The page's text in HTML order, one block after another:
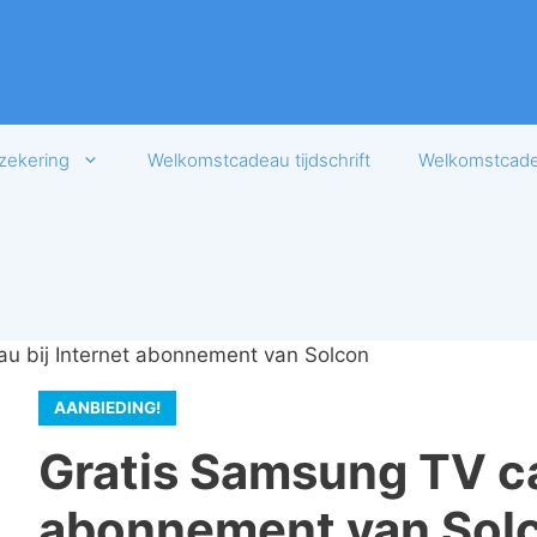
Welkomstcadeau tijdschrift
bij Internet abonnement van Solcon
AANBIEDING!
Gratis Samsung TV